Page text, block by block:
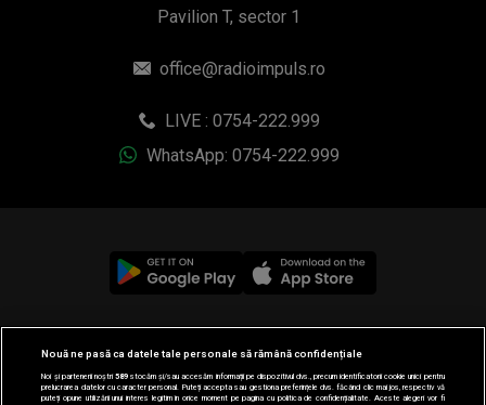
Pavilion T, sector 1
office@radioimpuls.ro
LIVE : 0754-222.999
WhatsApp: 0754-222.999
© 2019-2026 DOGAN MEDIA INTERNATIONAL SA, Toate
drepturile rezervate.
Nouă ne pasă ca datele tale personale să rămână confidențiale
Noi și partenerii noștri589stocăm și/sau accesăm informații pe dispozitivul dvs., precum identificatorii cookie unici pentru
prelucrarea datelor cu caracter personal. Puteți accepta sau gestiona preferințele dvs. făcând clic mai jos, respectiv vă
puteți opune utilizării unui interes legitim în orice moment pe pagina cu politica de confidențialitate. Aceste alegeri vor fi